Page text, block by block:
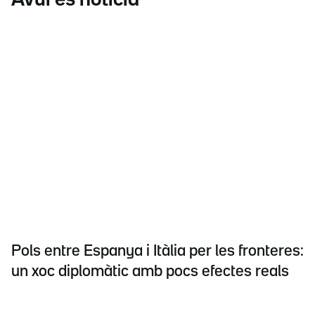
Pols entre Espanya i Itàlia per les fronteres:
un xoc diplomàtic amb pocs efectes reals